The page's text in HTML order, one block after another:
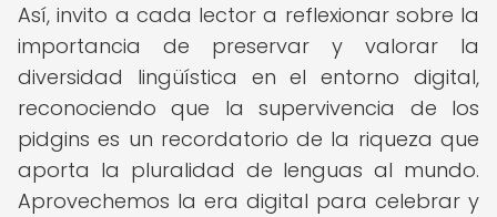
Así, invito a cada lector a reflexionar sobre la
importancia de preservar y valorar la
diversidad lingüística en el entorno digital,
reconociendo que la supervivencia de los
pidgins es un recordatorio de la riqueza que
aporta la pluralidad de lenguas al mundo.
Aprovechemos la era digital para celebrar y